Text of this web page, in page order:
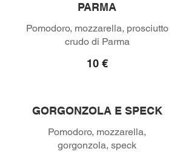
PARMA
Pomodoro, mozzarella, prosciutto
crudo di Parma
10 €
GORGONZOLA E SPECK
Pomodoro, mozzarella,
gorgonzola, speck